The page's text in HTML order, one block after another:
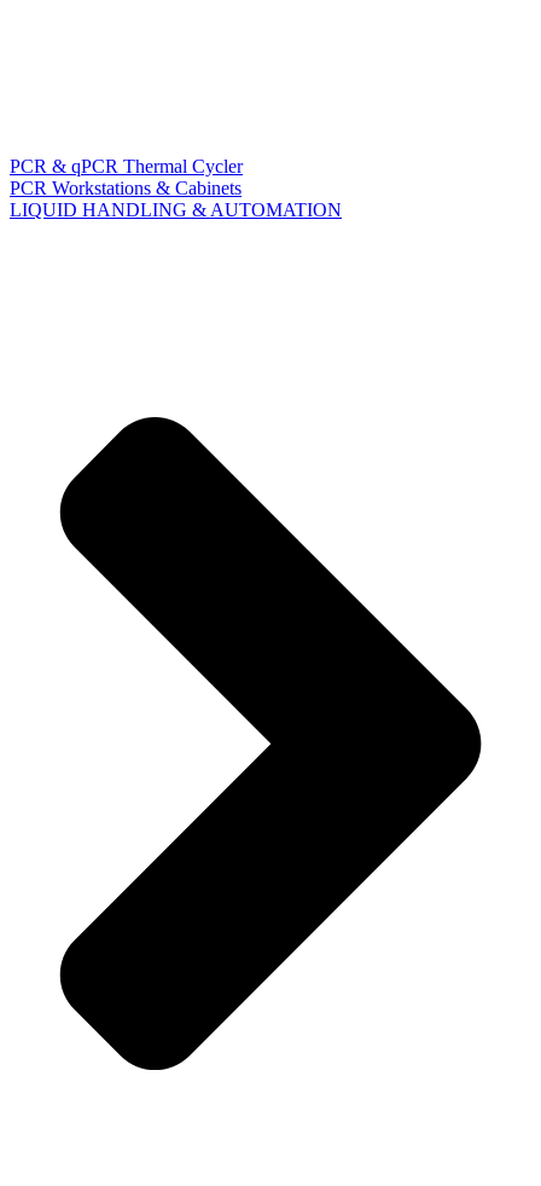
PCR & qPCR Thermal Cycler
PCR Workstations & Cabinets
LIQUID HANDLING & AUTOMATION